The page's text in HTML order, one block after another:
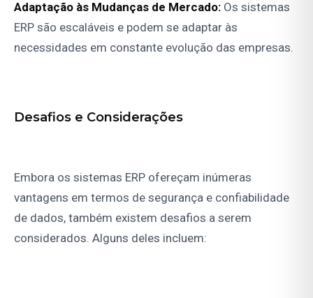
Adaptação às Mudanças de Mercado: Os sistemas
ERP são escaláveis e podem se adaptar às
necessidades em constante evolução das empresas.
Desafios e Considerações
Embora os sistemas ERP ofereçam inúmeras
vantagens em termos de segurança e confiabilidade
de dados, também existem desafios a serem
considerados. Alguns deles incluem: